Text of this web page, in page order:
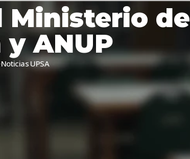
Ministerio de
ANUP
Noticias UPSA